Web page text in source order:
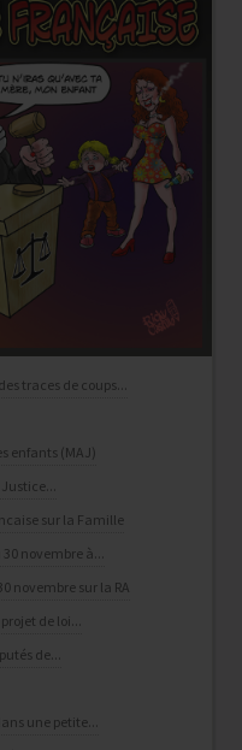
traces de coups...
enfants (MAJ)
sur la Famille
novembre à...
novembre sur la RA
de loi...
de...
une petite...